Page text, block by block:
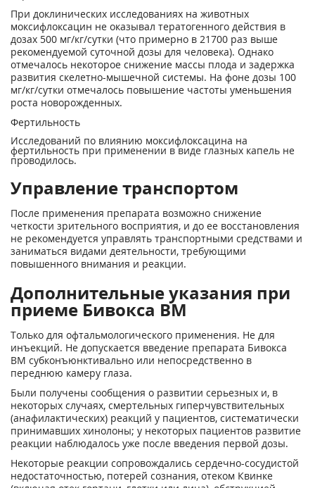
При доклинических исследованиях на животных
моксифлоксацин не оказывал тератогенного действия в
дозах 500 мг/кг/сутки (что примерно в 21700 раз выше
рекомендуемой суточной дозы для человека). Однако
отмечалось некоторое снижение массы плода и задержка
развития скелетно-мышечной системы. На фоне дозы 100
мг/кг/сутки отмечалось повышение частоты уменьшения
роста новорожденных.
Фертильность
Исследований по влиянию моксифлоксацина на
фертильность при применении в виде глазных капель не
проводилось.
Управление транспортом
После применения препарата возможно снижение
четкости зрительного восприятия, и до ее восстановления
не рекомендуется управлять транспортными средствами и
заниматься видами деятельности, требующими
повышенного внимания и реакции.
Дополнительные указания при
приеме Бивокса ВМ
Только для офтальмологического применения. Не для
инъекций. Не допускается введение препарата Бивокса
ВМ субконъюнктивально или непосредственно в
переднюю камеру глаза.
Были получены сообщения о развитии серьезных и, в
некоторых случаях, смертельных гиперчувствительных
(анафилактических) реакций у пациентов, систематически
принимавших хинолоны; у некоторых пациентов развитие
реакции наблюдалось уже после введения первой дозы.
Некоторые реакции сопровождались сердечно-сосудистой
недостаточностью, потерей сознания, отеком Квинке